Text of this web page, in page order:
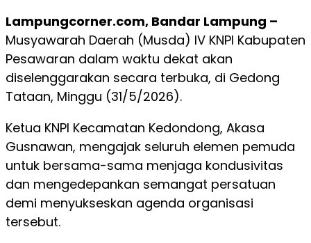
Lampungcorner.com, Bandar Lampung –
Musyawarah Daerah (Musda) IV KNPI Kabupaten
Pesawaran dalam waktu dekat akan
diselenggarakan secara terbuka, di Gedong
Tataan, Minggu (31/5/2026).
Ketua KNPI Kecamatan Kedondong, Akasa
Gusnawan, mengajak seluruh elemen pemuda
untuk bersama-sama menjaga kondusivitas
dan mengedepankan semangat persatuan
demi menyukseskan agenda organisasi
tersebut.